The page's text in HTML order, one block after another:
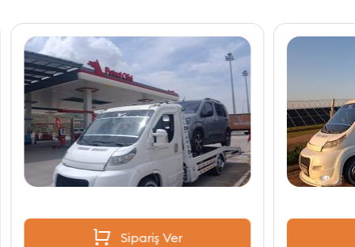
Sipariş Ver